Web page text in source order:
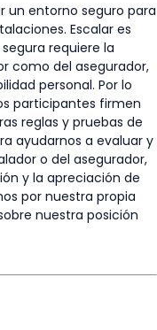
un entorno seguro para
Escalar es
requiere la
como del asegurador,
personal. Por lo
participantes firmen
reglas y pruebas de
ayudarnos a evaluar y
o del asegurador,
y la apreciación de
por nuestra propia
nuestra posición